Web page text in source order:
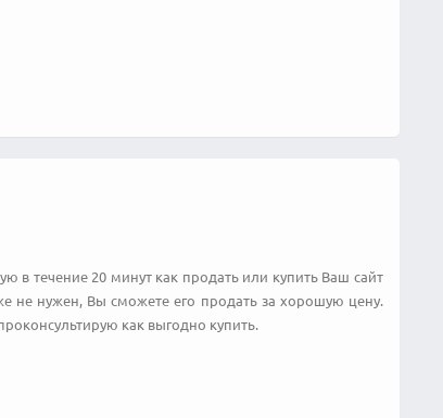
в течение 20 минут как продать или купить Ваш сайт
не нужен, Вы сможете его продать за хорошую цену.
как выгодно купить.